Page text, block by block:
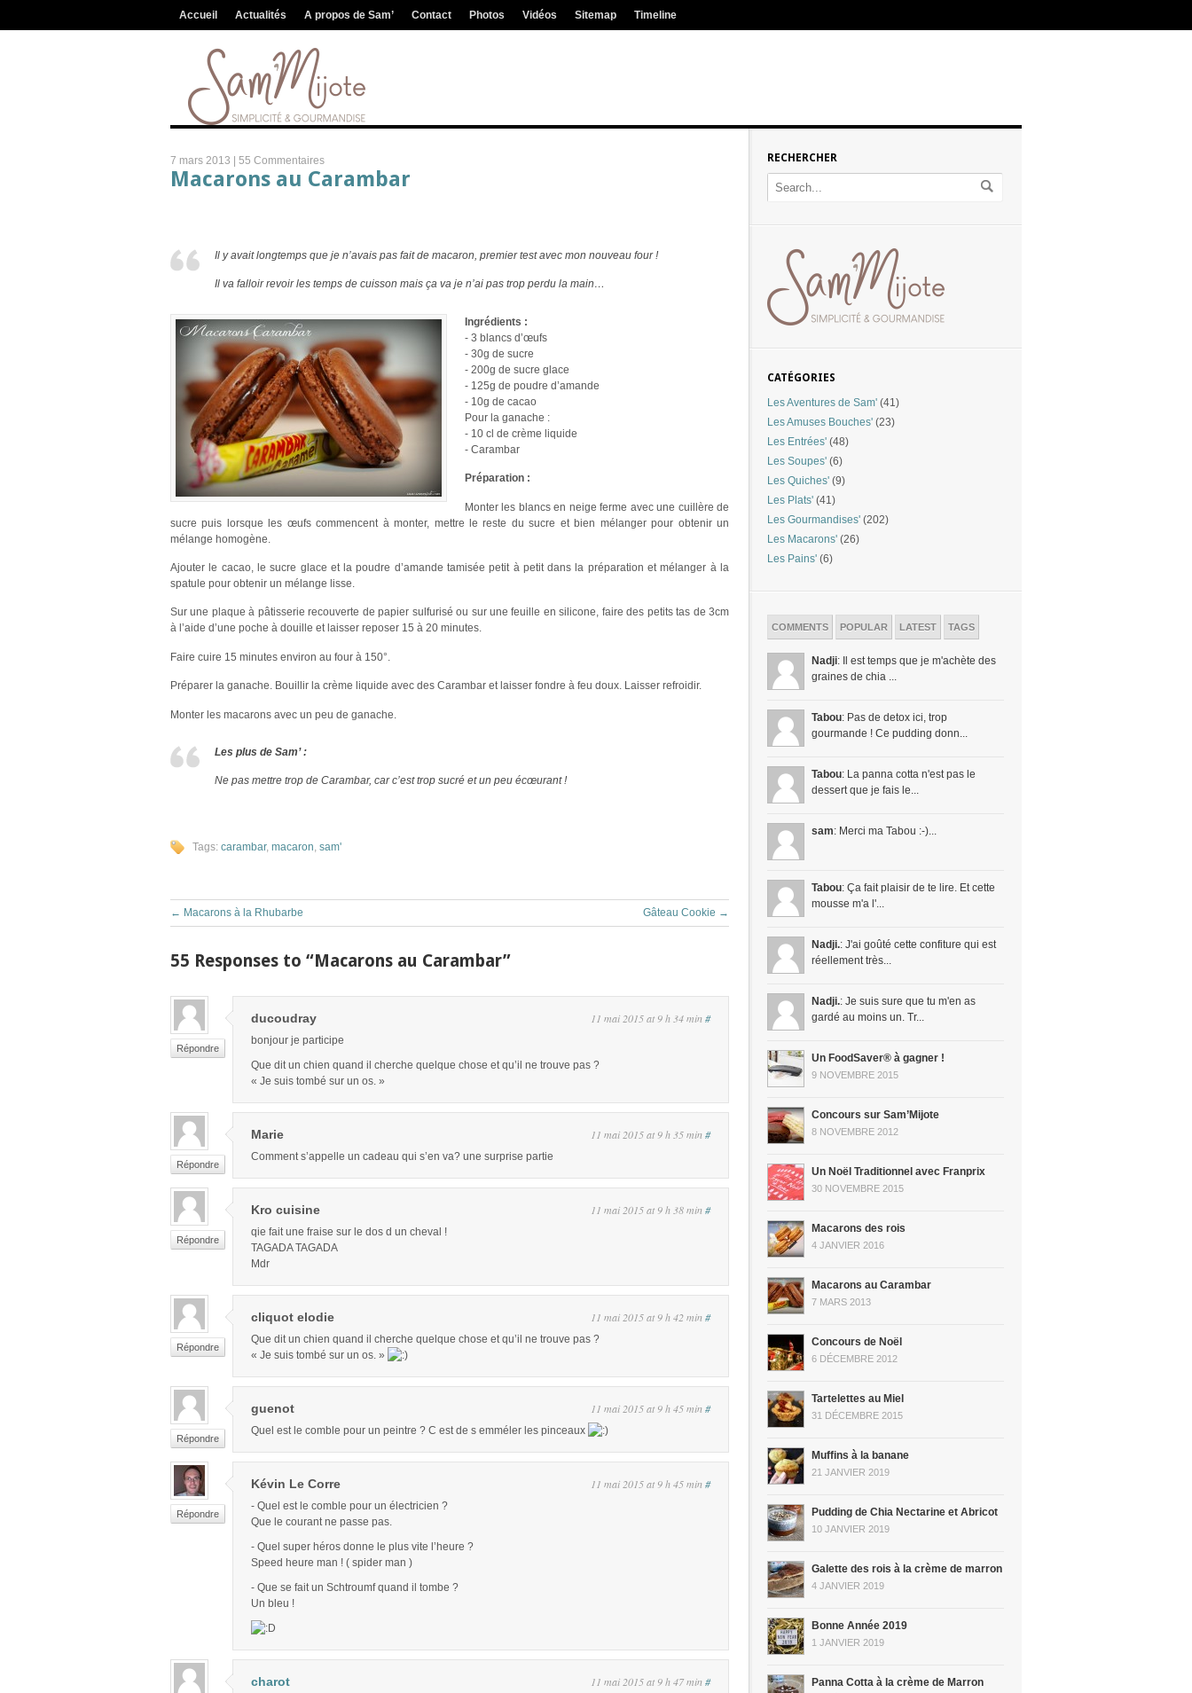
Accueil Actualités A propos de Sam’ Contact Photos Vidéos Sitemap Timeline
7 mars 2013 | 55 Commentaires
Macarons au Carambar
Il y avait longtemps que je n’avais pas fait de macaron, premier test avec mon nouveau four !
Il va falloir revoir les temps de cuisson mais ça va je n’ai pas trop perdu la main…
Ingrédients :
- 3 blancs d’œufs
- 30g de sucre
- 200g de sucre glace
- 125g de poudre d’amande
- 10g de cacao
Pour la ganache :
- 10 cl de crème liquide
- Carambar
Préparation :
Monter les blancs en neige ferme avec une cuillère de
sucre puis lorsque les œufs commencent à monter, mettre le reste du sucre et bien mélanger pour obtenir un
mélange homogène.
Ajouter le cacao, le sucre glace et la poudre d’amande tamisée petit à petit dans la préparation et mélanger à la
spatule pour obtenir un mélange lisse.
Sur une plaque à pâtisserie recouverte de papier sulfurisé ou sur une feuille en silicone, faire des petits tas de 3cm
à l’aide d’une poche à douille et laisser reposer 15 à 20 minutes.
Faire cuire 15 minutes environ au four à 150°.
Préparer la ganache. Bouillir la crème liquide avec des Carambar et laisser fondre à feu doux. Laisser refroidir.
Monter les macarons avec un peu de ganache.
Les plus de Sam’ :
Ne pas mettre trop de Carambar, car c’est trop sucré et un peu écœurant !
Tags: carambar, macaron, sam'
← Macarons à la Rhubarbe Gâteau Cookie →
55 Responses to “Macarons au Carambar”
Répondre
ducoudray 11 mai 2015 at 9 h 34 min #
bonjour je participe
Que dit un chien quand il cherche quelque chose et qu’il ne trouve pas ?
« Je suis tombé sur un os. »
Répondre
Marie 11 mai 2015 at 9 h 35 min #
Comment s’appelle un cadeau qui s’en va? une surprise partie
Répondre
Kro cuisine 11 mai 2015 at 9 h 38 min #
qie fait une fraise sur le dos d un cheval !
TAGADA TAGADA
Mdr
Répondre
cliquot elodie 11 mai 2015 at 9 h 42 min #
Que dit un chien quand il cherche quelque chose et qu’il ne trouve pas ?
« Je suis tombé sur un os. »
Répondre
guenot 11 mai 2015 at 9 h 45 min #
Quel est le comble pour un peintre ? C est de s emméler les pinceaux
Répondre
Kévin Le Corre 11 mai 2015 at 9 h 45 min #
- Quel est le comble pour un électricien ?
Que le courant ne passe pas.
- Quel super héros donne le plus vite l’heure ?
Speed heure man ! ( spider man )
- Que se fait un Schtroumf quand il tombe ?
Un bleu !
charot 11 mai 2015 at 9 h 47 min #
RECHERCHER
CATÉGORIES
Les Aventures de Sam' (41)
Les Amuses Bouches' (23)
Les Entrées' (48)
Les Soupes' (6)
Les Quiches' (9)
Les Plats' (41)
Les Gourmandises' (202)
Les Macarons' (26)
Les Pains' (6)
COMMENTS POPULAR LATEST TAGS
Nadji: Il est temps que je m'achète des
graines de chia ...
Tabou: Pas de detox ici, trop
gourmande ! Ce pudding donn...
Tabou: La panna cotta n'est pas le
dessert que je fais le...
sam: Merci ma Tabou :-)...
Tabou: Ça fait plaisir de te lire. Et cette
mousse m'a l'...
Nadji.: J'ai goûté cette confiture qui est
réellement très...
Nadji.: Je suis sure que tu m'en as
gardé au moins un. Tr...
Un FoodSaver® à gagner !
9 NOVEMBRE 2015
Concours sur Sam’Mijote
8 NOVEMBRE 2012
Un Noël Traditionnel avec Franprix
30 NOVEMBRE 2015
Macarons des rois
4 JANVIER 2016
Macarons au Carambar
7 MARS 2013
Concours de Noël
6 DÉCEMBRE 2012
Tartelettes au Miel
31 DÉCEMBRE 2015
Muffins à la banane
21 JANVIER 2019
Pudding de Chia Nectarine et Abricot
10 JANVIER 2019
Galette des rois à la crème de marron
4 JANVIER 2019
Bonne Année 2019
1 JANVIER 2019
Panna Cotta à la crème de Marron